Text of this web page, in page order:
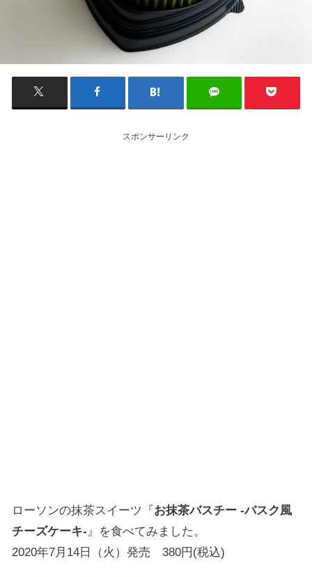
スポンサーリンク
ローソンの抹茶スイーツ『お抹茶バスチー -バスク風
チーズケーキ- 』を食べてみました。
2020年7月14日（火）発売 380円(税込)